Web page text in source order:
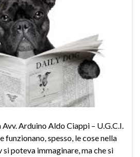
Avv. Arduino Aldo Ciappi – U.G.C.I.
funzionano, spesso, le cose nella
poteva immaginare, ma che si